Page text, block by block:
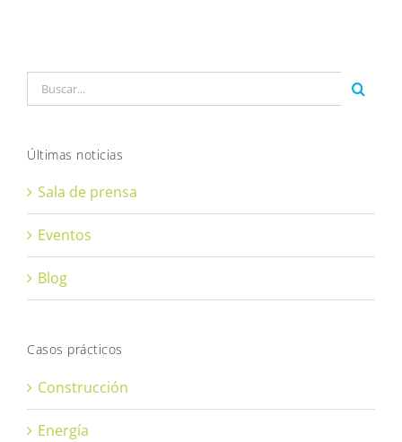
Buscar:
Últimas noticias
Sala de prensa
Eventos
Blog
Casos prácticos
Construcción
Energía